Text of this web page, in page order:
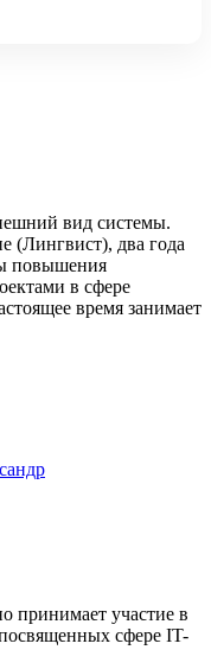
вид системы.
(Лингвист), два года
повышения
в сфере
время занимает
принимает участие в
сфере IT-